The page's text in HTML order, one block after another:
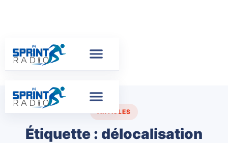
ARTICLES
Étiquette : délocalisation